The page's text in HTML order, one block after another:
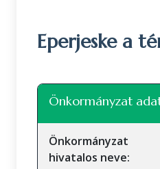
Eperjeske a
+
Önkormányzat
Önkormányzat
hivatalos neve: